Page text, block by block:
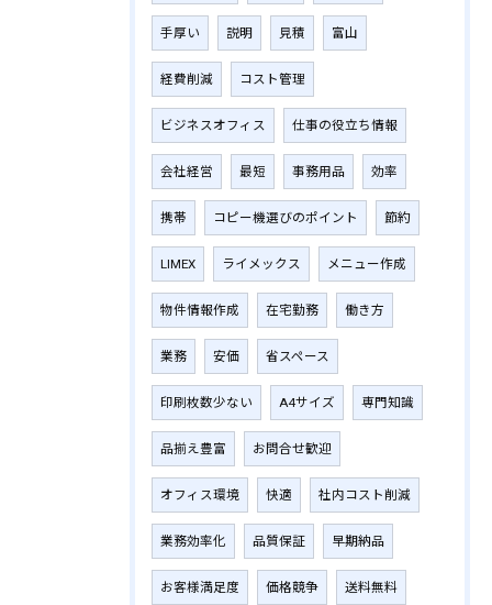
手厚い 説明 見積 富山
経費削減 コスト管理
ビジネスオフィス 仕事の役立ち情報
会社経営 最短 事務用品 効率
携帯 コピー機選びのポイント 節約
LIMEX ライメックス メニュー作成
物件情報作成 在宅勤務 働き方
業務 安価 省スペース
印刷枚数少ない A4サイズ 専門知識
品揃え豊富 お問合せ歓迎
オフィス環境 快適 社内コスト削減
業務効率化 品質保証 早期納品
お客様満足度 価格競争 送料無料